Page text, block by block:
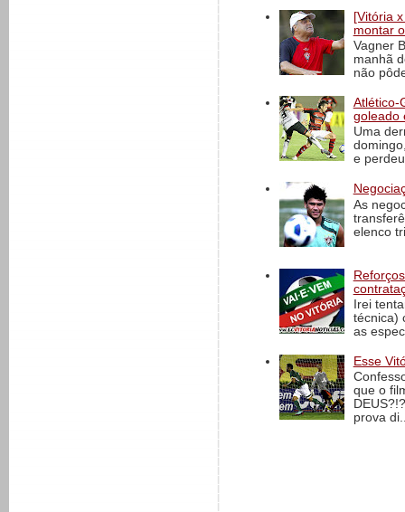
[Vitória
montar
Vagner
manhã
não
Atlético-
goleado
Uma
e
As
elenco
Irei
técnica)
as
Esse
que o
prova